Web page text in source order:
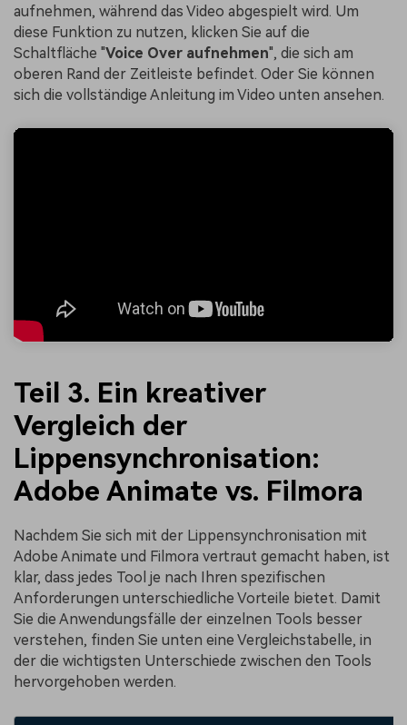
aufnehmen, während das Video abgespielt wird. Um
diese Funktion zu nutzen, klicken Sie auf die
Schaltfläche "Voice Over aufnehmen", die sich am
oberen Rand der Zeitleiste befindet. Oder Sie können
sich die vollständige Anleitung im Video unten ansehen.
Teil 3. Ein kreativer
Vergleich der
Lippensynchronisation:
Adobe Animate vs. Filmora
Nachdem Sie sich mit der Lippensynchronisation mit
Adobe Animate und Filmora vertraut gemacht haben, ist
klar, dass jedes Tool je nach Ihren spezifischen
Anforderungen unterschiedliche Vorteile bietet. Damit
Sie die Anwendungsfälle der einzelnen Tools besser
verstehen, finden Sie unten eine Vergleichstabelle, in
der die wichtigsten Unterschiede zwischen den Tools
hervorgehoben werden.